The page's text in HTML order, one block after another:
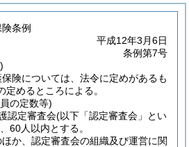
条例
平成12年3月6日
条例第7号
険については、法令に定めがあるも
めるところによる。
の定数等)
認定審査会(以下「認定審査会」とい
60人以内とする。
か、認定審査会の組織及び運営に関